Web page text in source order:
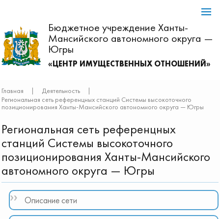
Бюджетное учреждение Ханты-
Мансийского автономного округа —
Югры
«ЦЕНТР ИМУЩЕСТВЕННЫХ ОТНОШЕНИЙ»
Главная | Деятельность
|
Региональная сеть референцных станций Системы высокоточного
позиционирования Ханты-Мансийского автономного округа — Югры
Региональная сеть референцных
станций Системы высокоточного
позиционирования Ханты-Мансийского
автономного округа — Югры
Описание сети